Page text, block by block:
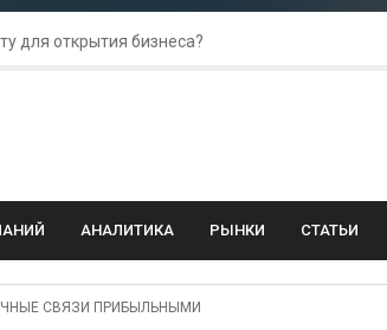
для открытия бизнеса?
как защитить свой бизнес?
АНАЛИТИКА РЫНКИ СТАТЬИ
СВЯЗИ ПРИБЫЛЬНЫМИ